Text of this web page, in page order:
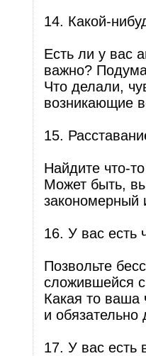
14. Какой-
Есть ли у вас
важно?
Что делали,
возникающие
15.
Найдите что-
Может быть,
закономерный
16. У вас есть
Позвольте
сложившейся
Какая то ваша
и
17. У вас есть